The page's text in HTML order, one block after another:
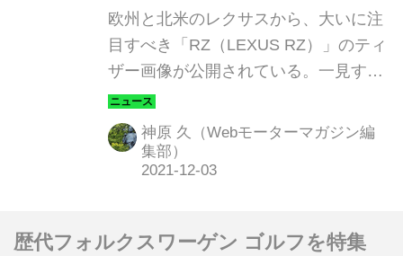
待したい3つの贅沢
欧州と北米のレクサスから、大いに注
目すべき「RZ（LEXUS RZ）」のティ
ザー画像が公開されている。一見する
とSUVと思しきクロスオーバーモデル
は、かねてからレクサスが提唱してき
た「電動化技術を用いた車両基本性能
の大幅な進化」を具現化したもの。こ
神原 久（Webモーターマガジン編
集部）
歴代フォルクスワーゲン ゴルフを特集